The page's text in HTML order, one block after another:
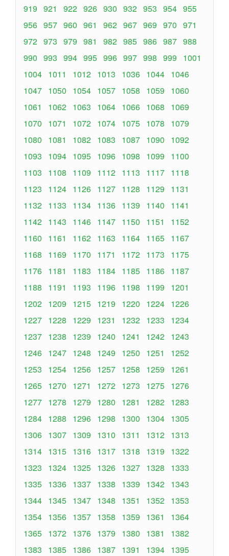
919 921 922 926 930 932 953 954 955
956 957 960 961 962 967 969 970 971
972 973 979 981 982 985 986 987 988
990 993 994 995 996 997 998 999
1001
1004 1011 1012 1013 1036 1044 1046
1047 1050 1054 1057 1058 1059
1060
1061
1062 1063 1064 1066 1068
1069
1070
1071 1072 1074 1075 1078
1079
1080
1081 1082 1083 1087 1090
1092
1093
1094 1095 1096 1098 1099
1100
1103
1108 1109 1112 1113 1117 1118
1123
1124 1126 1127 1128 1129
1131
1132 1133 1134 1136 1139 1140
1141
1142 1143 1146 1147 1150 1151
1152
1160
1161 1162 1163 1164 1165 1167
1168
1169 1170 1171 1172 1173
1175
1176 1181 1183 1184 1185 1186 1187
1188
1191 1193 1196 1198 1199
1201
1202 1209 1215 1219 1220 1224 1226
1227 1228 1229 1231 1232 1233
1234
1237 1238 1239 1240 1241 1242 1243
1246 1247 1248 1249 1250 1251
1252
1253
1254 1256 1257 1258 1259
1261
1265 1270 1271 1272 1273 1275 1276
1277 1278 1279 1280 1281 1282 1283
1284 1288 1296 1298 1300 1304 1305
1306 1307 1309 1310 1311 1312 1313
1314 1315 1316 1317 1318 1319
1322
1323
1324 1325 1326 1327 1328
1333
1335 1336 1337 1338 1339 1342 1343
1344 1345 1347 1348 1351 1352 1353
1354 1356 1357 1358 1359 1361
1364
1365 1372 1376 1379 1380 1381
1382
1383
1385 1386 1387 1391 1394 1395